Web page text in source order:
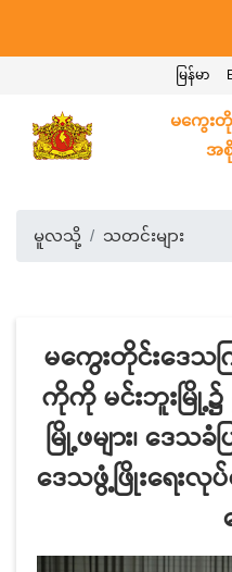
မြန်မာ
မကွေးတို
အ
မူလသို့ သတင်းများ
မကွေးတိုင်းဒေသက
ကိုကို မင်းဘူးမြို့၌
မြို့ဖများ၊ ဒေသ
ဒေသဖွံ့ဖြိုးရေးလု